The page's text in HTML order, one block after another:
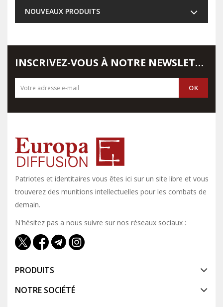
NOUVEAUX PRODUITS
INSCRIVEZ-VOUS À NOTRE NEWSLETTER
Patriotes et identitaires vous êtes ici sur un site libre et vous y
trouverez des munitions intellectuelles pour les combats de
demain.
N'hésitez pas a nous suivre sur nos réseaux sociaux :
PRODUITS
NOTRE SOCIÉTÉ